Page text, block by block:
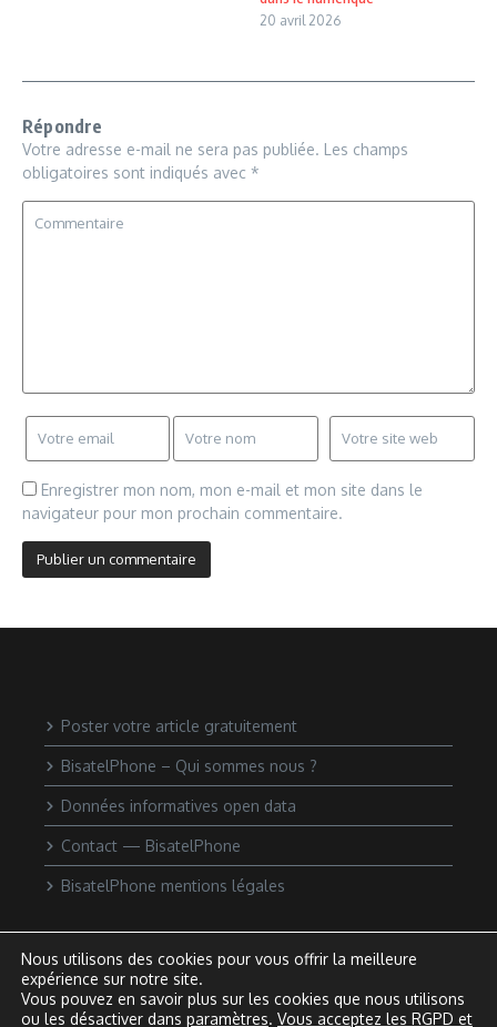
20 avril 2026
Répondre
Votre adresse e-mail ne sera pas publiée. Les champs
obligatoires sont indiqués avec *
Enregistrer mon nom, mon e-mail et mon site dans le
navigateur pour mon prochain commentaire.
Poster votre article gratuitement
BisatelPhone – Qui sommes nous ?
Données informatives open data
Contact — BisatelPhone
BisatelPhone mentions légales
Nous utilisons des cookies pour vous offrir la meilleure
expérience sur notre site.
Vous pouvez en savoir plus sur les cookies que nous utilisons
ou les désactiver dans paramètres. Vous acceptez les RGPD et